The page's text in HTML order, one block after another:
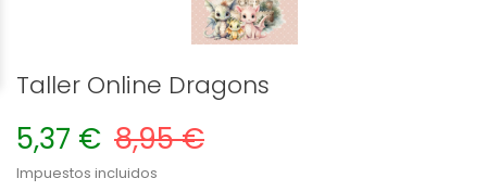
Taller Online Dragons
5,37 € 8,95 €
Impuestos incluidos